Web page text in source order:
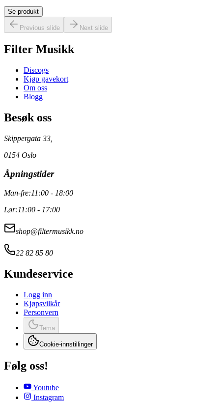
Se produkt
Previous slide Next slide
Filter Musikk
Discogs
Kjøp gavekort
Om oss
Blogg
Besøk oss
Skippergata 33,
0154 Oslo
Åpningstider
Man-fre:11:00 - 18:00
Lør:11:00 - 17:00
shop@filtermusikk.no
22 82 85 80
Kundeservice
Logg inn
Kjøpsvilkår
Personvern
Tema
Cookie-innstillinger
Følg oss!
Youtube
Instagram